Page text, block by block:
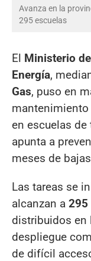
Avanza en la
295 escuelas
El Ministerio
Energía,
Gas, puso en
en escuelas
apunta a
meses de
Las tareas se
alcanzan a 295
distribuidos en
despliegue
de difícil